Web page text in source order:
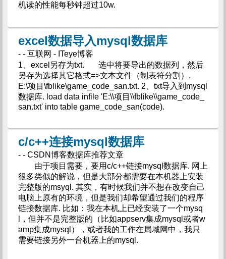
机读的性能每秒钟超过10w.
excel数据导入mysql数据库
- - 互联网 - ITeye博客
1、excel另存为txt. 选中将要导出的数据列，然后
另存为选择其它格式=>文本文件（制表符分割）.
E:\项目\fblike\game_code_san.txt. 2、txt导入到mysql
数据库. load data infile 'E:\\项目\\fblike\\game_code_
san.txt' into table game_code_san(code).
c/c++连接mysql数据库
- - CSDN博客数据库推荐文章
由于项目需要，要用c/c++链接mysql数据库. 网上
很多类似的解说，但是大部分都需要在本机器上安装
完整版的msyql. 其实，有时候我们并不想在改变自己
电脑上原有的环境，但是我们却希望通过我们的程序
链接数据库. 比如：我在本机上已经安装了一个mysq
l，但并不是完整版的（比如appserv集成mysql或者w
amp集成mysql），或者我的工作在局域网中，我只
需要链接另外一台机器上的mysql.